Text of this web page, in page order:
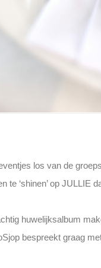
los van de
te ‘shinen’ op JULLIE
huwelijksalbum
bespreekt graag